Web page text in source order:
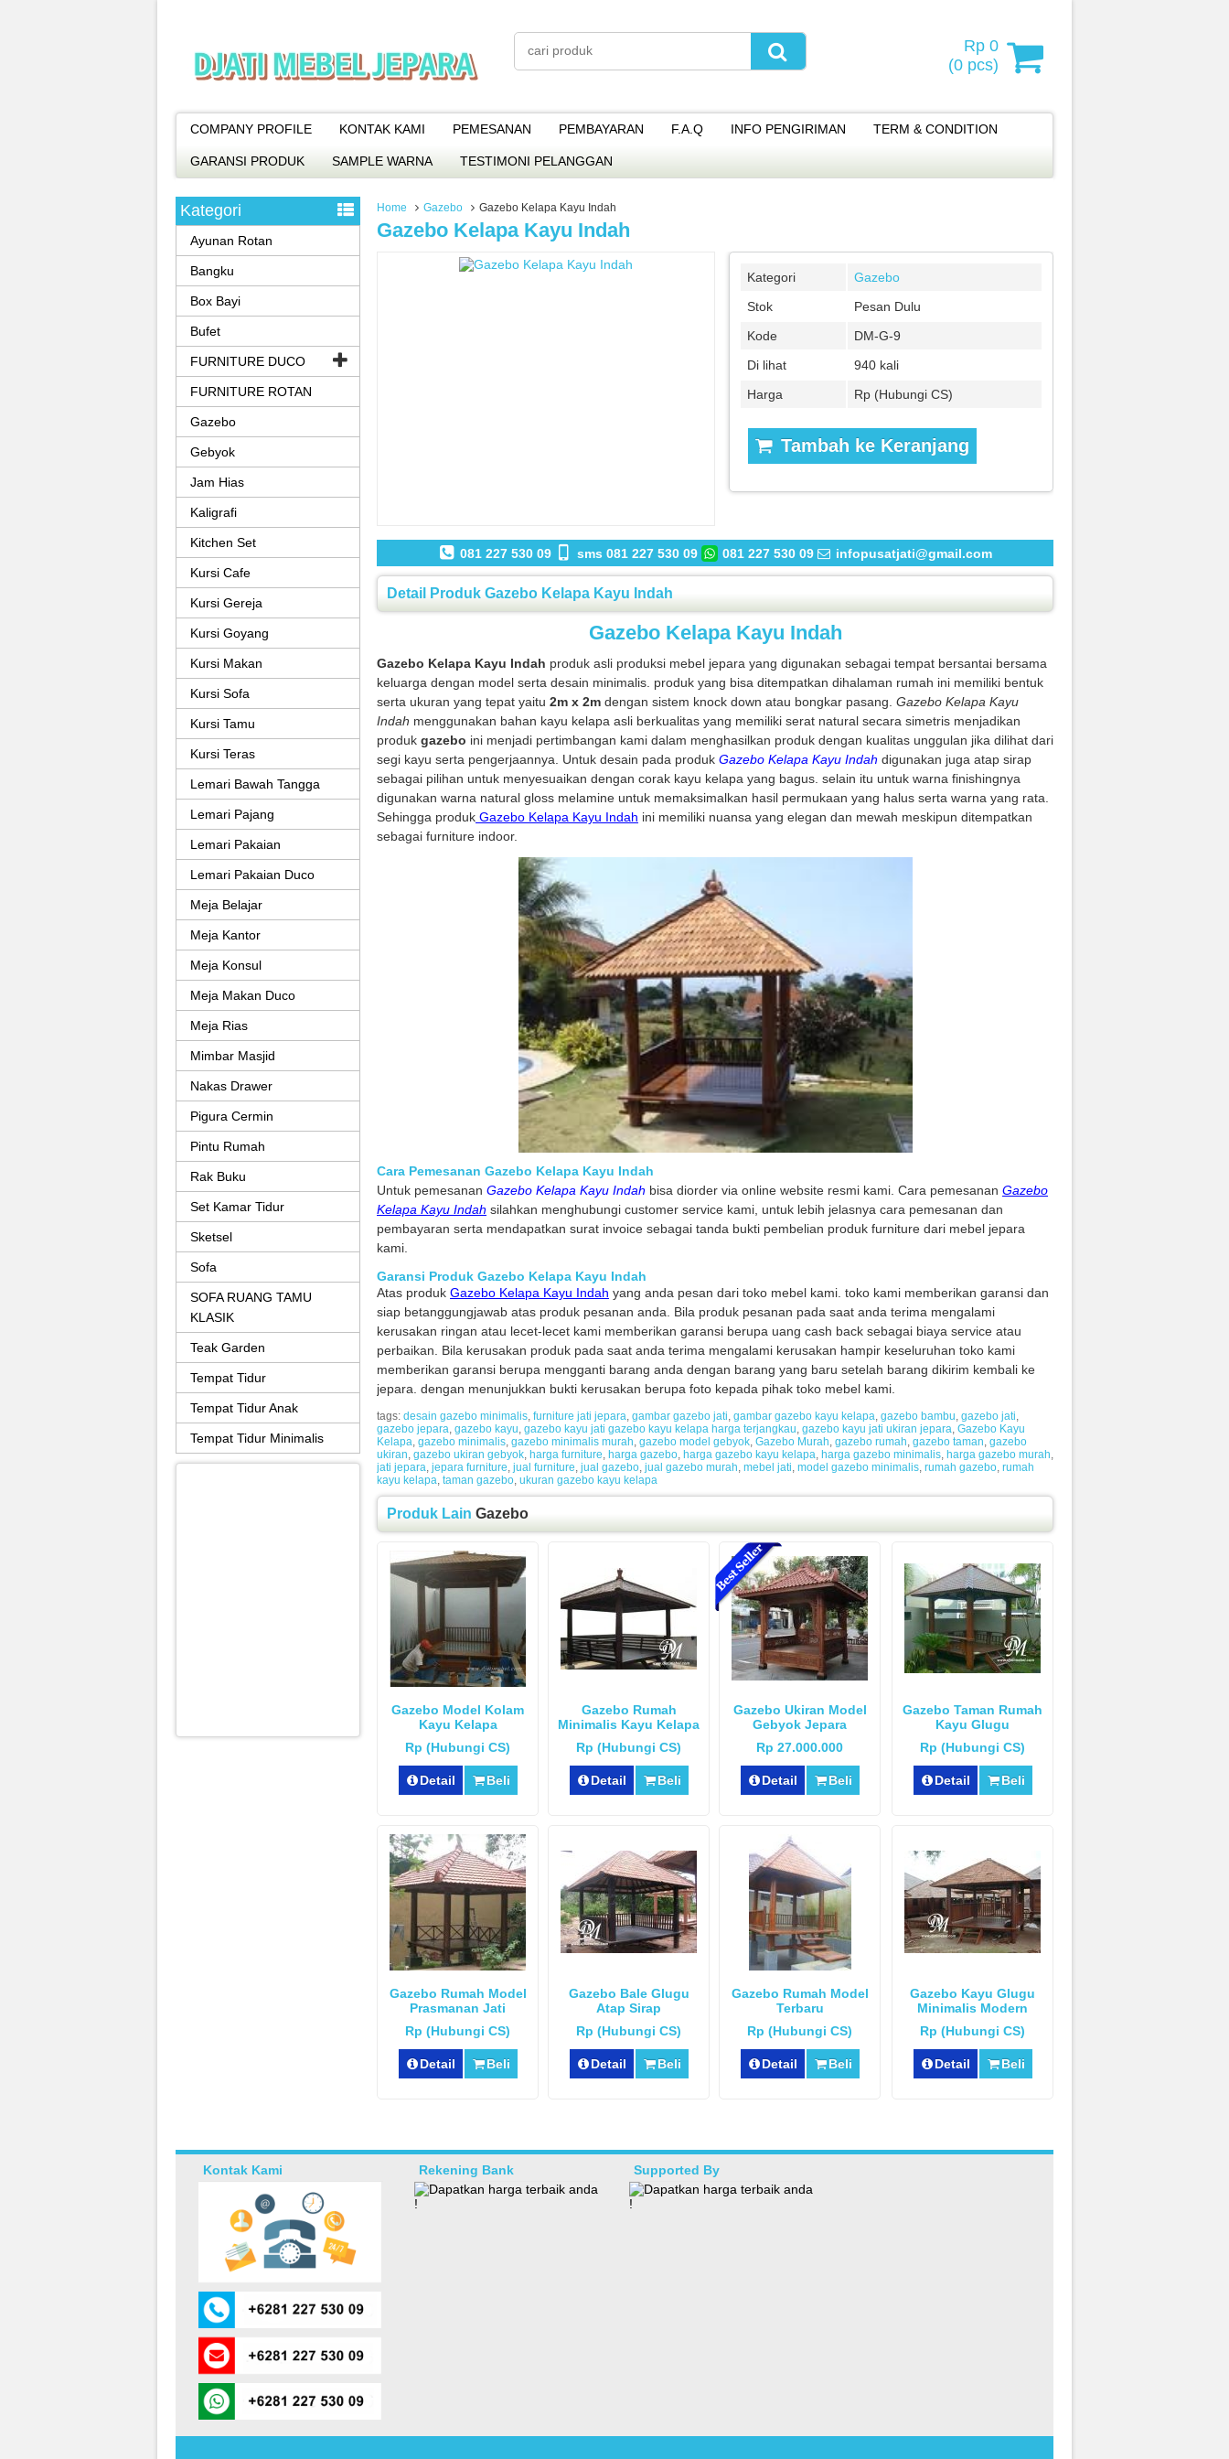
Rp 0
(0 pcs)
COMPANY PROFILE KONTAK KAMI PEMESANAN PEMBAYARAN F.A.Q INFO PENGIRIMAN TERM & CONDITION
GARANSI PRODUK SAMPLE WARNA TESTIMONI PELANGGAN
Home Gazebo Gazebo Kelapa Kayu Indah
Gazebo Kelapa Kayu Indah
Kategori
Gazebo
Stok
Pesan Dulu
Kode
DM-G-9
Di lihat
940 kali
Harga
Rp (Hubungi CS)
Tambah ke Keranjang
081 227 530 09 sms 081 227 530 09 081 227 530 09 infopusatjati@gmail.com
Detail Produk Gazebo Kelapa Kayu Indah
Gazebo Kelapa Kayu Indah
Gazebo Kelapa Kayu Indah produk asli produksi mebel jepara yang digunakan sebagai tempat bersantai bersama
keluarga dengan model serta desain minimalis. produk yang bisa ditempatkan dihalaman rumah ini memiliki bentuk
serta ukuran yang tepat yaitu 2m x 2m dengan sistem knock down atau bongkar pasang. Gazebo Kelapa Kayu
Indah menggunakan bahan kayu kelapa asli berkualitas yang memiliki serat natural secara simetris menjadikan
produk gazebo ini menjadi pertimbangan kami dalam menghasilkan produk dengan kualitas unggulan jika dilihat dari
segi kayu serta pengerjaannya. Untuk desain pada produk Gazebo Kelapa Kayu Indah digunakan juga atap sirap
sebagai pilihan untuk menyesuaikan dengan corak kayu kelapa yang bagus. selain itu untuk warna finishingnya
digunakan warna natural gloss melamine untuk memaksimalkan hasil permukaan yang halus serta warna yang rata.
Sehingga produk Gazebo Kelapa Kayu Indah ini memiliki nuansa yang elegan dan mewah meskipun ditempatkan
sebagai furniture indoor.
Cara Pemesanan Gazebo Kelapa Kayu Indah
Untuk pemesanan Gazebo Kelapa Kayu Indah bisa diorder via online website resmi kami. Cara pemesanan Gazebo
Kelapa Kayu Indah silahkan menghubungi customer service kami, untuk lebih jelasnya cara pemesanan dan
pembayaran serta mendapatkan surat invoice sebagai tanda bukti pembelian produk furniture dari mebel jepara
kami.
Garansi Produk Gazebo Kelapa Kayu Indah
Atas produk Gazebo Kelapa Kayu Indah yang anda pesan dari toko mebel kami. toko kami memberikan garansi dan
siap betanggungjawab atas produk pesanan anda. Bila produk pesanan pada saat anda terima mengalami
kerusakan ringan atau lecet-lecet kami memberikan garansi berupa uang cash back sebagai biaya service atau
perbaikan. Bila kerusakan produk pada saat anda terima mengalami kerusakan hampir keseluruhan toko kami
memberikan garansi berupa mengganti barang anda dengan barang yang baru setelah barang dikirim kembali ke
jepara. dengan menunjukkan bukti kerusakan berupa foto kepada pihak toko mebel kami.
tags: desain gazebo minimalis, furniture jati jepara, gambar gazebo jati, gambar gazebo kayu kelapa, gazebo bambu, gazebo jati,
gazebo jepara, gazebo kayu, gazebo kayu jati gazebo kayu kelapa harga terjangkau, gazebo kayu jati ukiran jepara, Gazebo Kayu
Kelapa, gazebo minimalis, gazebo minimalis murah, gazebo model gebyok, Gazebo Murah, gazebo rumah, gazebo taman, gazebo
ukiran, gazebo ukiran gebyok, harga furniture, harga gazebo, harga gazebo kayu kelapa, harga gazebo minimalis, harga gazebo murah,
jati jepara, jepara furniture, jual furniture, jual gazebo, jual gazebo murah, mebel jati, model gazebo minimalis, rumah gazebo, rumah
kayu kelapa, taman gazebo, ukuran gazebo kayu kelapa
Produk Lain Gazebo
Gazebo Model Kolam
Kayu Kelapa
Rp (Hubungi CS)
Detail Beli
Gazebo Rumah
Minimalis Kayu Kelapa
Rp (Hubungi CS)
Detail Beli
Gazebo Ukiran Model
Gebyok Jepara
Rp 27.000.000
Detail Beli
Gazebo Taman Rumah
Kayu Glugu
Rp (Hubungi CS)
Detail Beli
Gazebo Rumah Model
Prasmanan Jati
Rp (Hubungi CS)
Detail Beli
Gazebo Bale Glugu
Atap Sirap
Rp (Hubungi CS)
Detail Beli
Gazebo Rumah Model
Terbaru
Rp (Hubungi CS)
Detail Beli
Gazebo Kayu Glugu
Minimalis Modern
Rp (Hubungi CS)
Detail Beli
Kategori
Ayunan Rotan
Bangku
Box Bayi
Bufet
FURNITURE DUCO
FURNITURE ROTAN
Gazebo
Gebyok
Jam Hias
Kaligrafi
Kitchen Set
Kursi Cafe
Kursi Gereja
Kursi Goyang
Kursi Makan
Kursi Sofa
Kursi Tamu
Kursi Teras
Lemari Bawah Tangga
Lemari Pajang
Lemari Pakaian
Lemari Pakaian Duco
Meja Belajar
Meja Kantor
Meja Konsul
Meja Makan Duco
Meja Rias
Mimbar Masjid
Nakas Drawer
Pigura Cermin
Pintu Rumah
Rak Buku
Set Kamar Tidur
Sketsel
Sofa
SOFA RUANG TAMU
KLASIK
Teak Garden
Tempat Tidur
Tempat Tidur Anak
Tempat Tidur Minimalis
Kontak Kami Rekening Bank Supported By